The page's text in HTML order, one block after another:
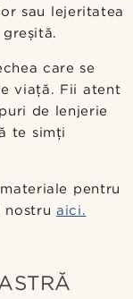
sau lejeritatea
care se
viață. Fii atent
de lenjerie
te simți
pentru
nostruaici.